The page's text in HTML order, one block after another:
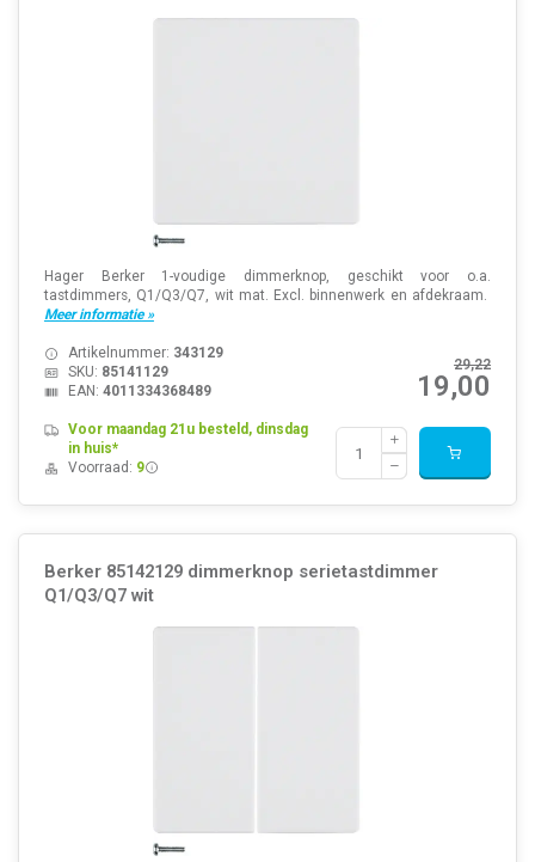
Hager Berker 1-voudige dimmerknop, geschikt voor o.a.
tastdimmers, Q1/Q3/Q7, wit mat. Excl. binnenwerk en afdekraam.
Meer informatie »
29,22
19,00
Artikelnummer: 343129
SKU: 85141129
EAN: 4011334368489
Voor maandag 21u besteld, dinsdag
in huis*
Voorraad: 9
Berker 85142129 dimmerknop serietastdimmer
Q1/Q3/Q7 wit